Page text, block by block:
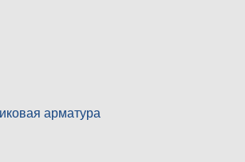
арматура